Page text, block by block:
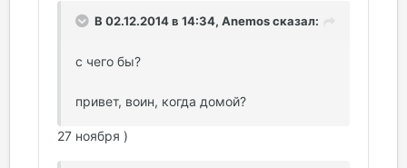
В 02.12.2014 в 14:34, Anemos сказал:
с чего бы?
привет, воин, когда домой?
27 ноября )